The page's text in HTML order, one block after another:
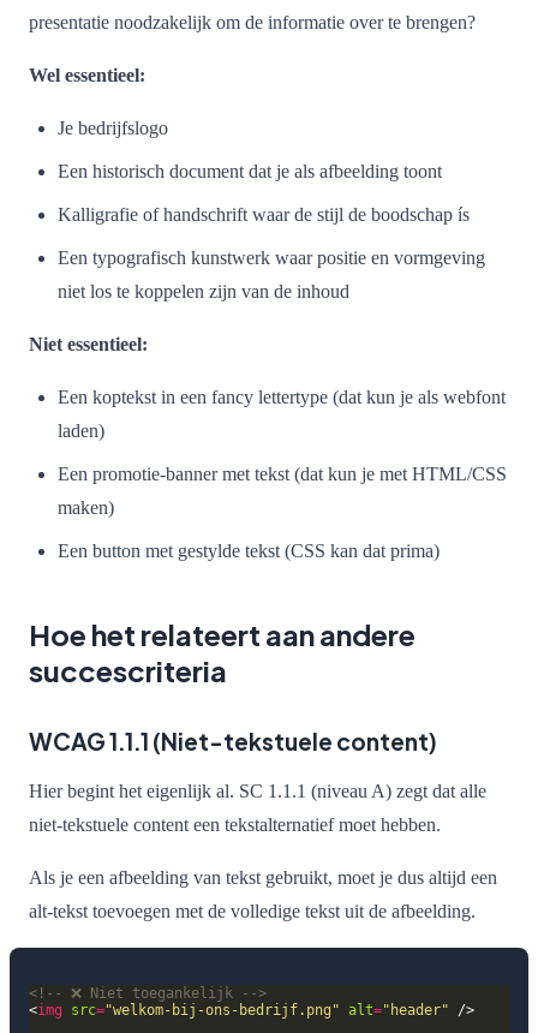
presentatie noodzakelijk om de informatie over te brengen?
Wel essentieel:
Je bedrijfslogo
Een historisch document dat je als afbeelding toont
Kalligrafie of handschrift waar de stijl de boodschap ís
Een typografisch kunstwerk waar positie en vormgeving
niet los te koppelen zijn van de inhoud
Niet essentieel:
Een koptekst in een fancy lettertype (dat kun je als webfont
laden)
Een promotie-banner met tekst (dat kun je met HTML/CSS
maken)
Een button met gestylde tekst (CSS kan dat prima)
Hoe het relateert aan andere
succescriteria
WCAG 1.1.1 (Niet-tekstuele content)
Hier begint het eigenlijk al. SC 1.1.1 (niveau A) zegt dat alle
niet-tekstuele content een tekstalternatief moet hebben.
Als je een afbeelding van tekst gebruikt, moet je dus altijd een
alt-tekst toevoegen met de volledige tekst uit de afbeelding.
<!-- ❌ Niet toegankelijk -->
<img src="welkom-bij-ons-bedrijf.png" alt="header"